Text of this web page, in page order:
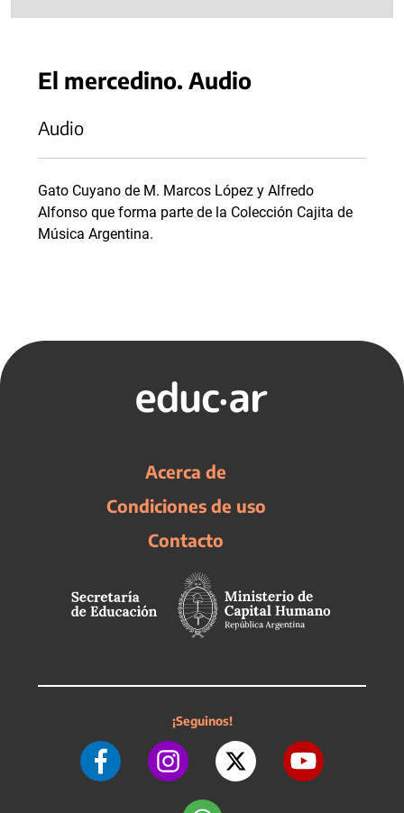
El mercedino. Audio
Audio
Gato Cuyano de M. Marcos López y Alfredo
Alfonso que forma parte de la Colección Cajita de
Música Argentina.
Acerca de
Condiciones de uso
Contacto
¡Seguinos!